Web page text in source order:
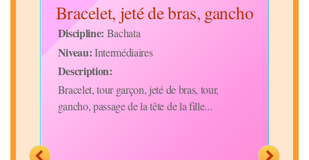
Bracelet, jeté de bras, gancho
Discipline: Bachata
Niveau:Intermédiaires
Description:
Bracelet, tour garçon, jeté de bras, tour,
gancho, passage de la tête de la fille...